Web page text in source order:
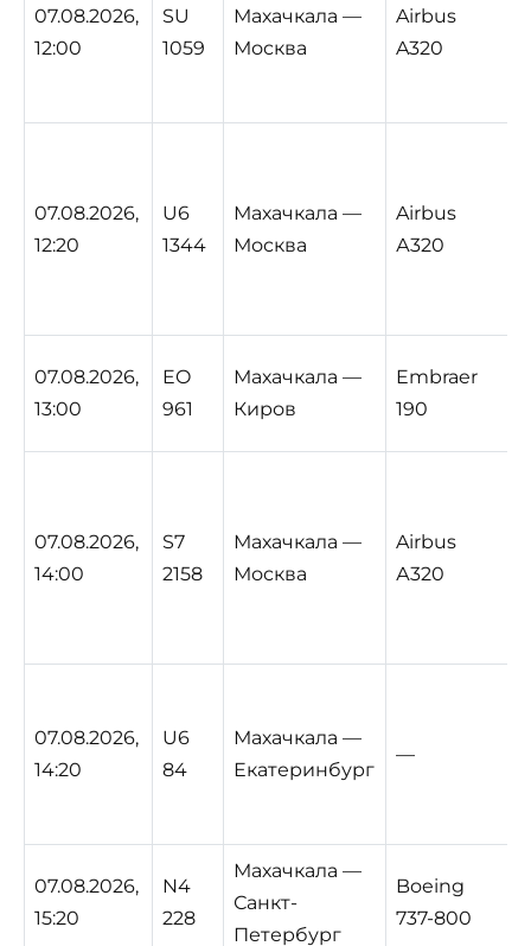
07.08.2026,
12:00
SU
1059
Махачкала —
Москва
Airbus
A320
07.08.2026,
12:20
U6
1344
Махачкала —
Москва
Airbus
А320
07.08.2026,
13:00
EO
961
Махачкала —
Киров
Embraer
190
07.08.2026,
14:00
S7
2158
Махачкала —
Москва
Airbus
А320
07.08.2026,
14:20
U6
84
Махачкала —
Екатеринбург
—
07.08.2026,
15:20
N4
228
Махачкала —
Санкт-
Петербург
Boeing
737-800